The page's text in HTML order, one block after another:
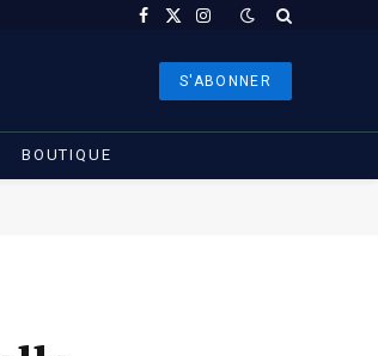
Facebook
X
Instagram
S'ABONNER
BOUTIQUE